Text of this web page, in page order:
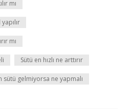
mı
mı
Sütü en hızlı ne arttırır
gelmiyorsa ne yapmalı